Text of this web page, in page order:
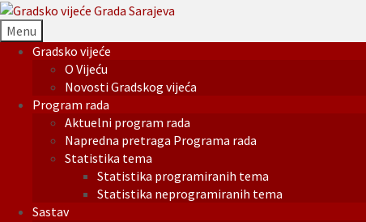
Menu
Gradsko vijeće
O Vijeću
Novosti Gradskog vijeća
Program rada
Aktuelni program rada
Napredna pretraga Programa rada
Statistika tema
Statistika programiranih tema
Statistika neprogramiranih tema
Sastav